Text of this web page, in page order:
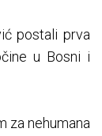
postali prva
u Bosni i
za nehumana